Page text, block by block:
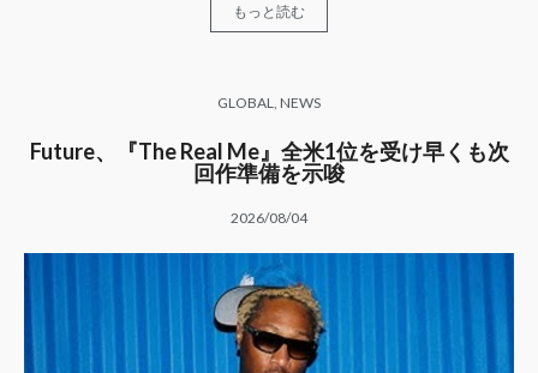
もっと読む
GLOBAL NEWS
Future、『The Real Me』全米1位を受け早くも次
回作準備を示唆
2026/08/04